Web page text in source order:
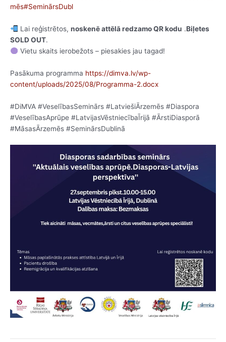
mēs#SeminārsDubl
Lai reģistrētos, noskenē attēlā redzamo QR kodu .Biļetes
SOLD OUT.
Vietu skaits ierobežots – piesakies jau tagad!
Pasākuma programma https://dimva.lv/wp-
content/uploads/2025/08/Programma-2.docx
#DiMVA #VeselībasSeminārs #LatviešiĀrzemēs #Diaspora
#VeselībasAprūpe #LatvijasVēstniecībaĪrijā #ĀrstiDiasporā
#MāsasĀrzemēs #SeminārsDublinā